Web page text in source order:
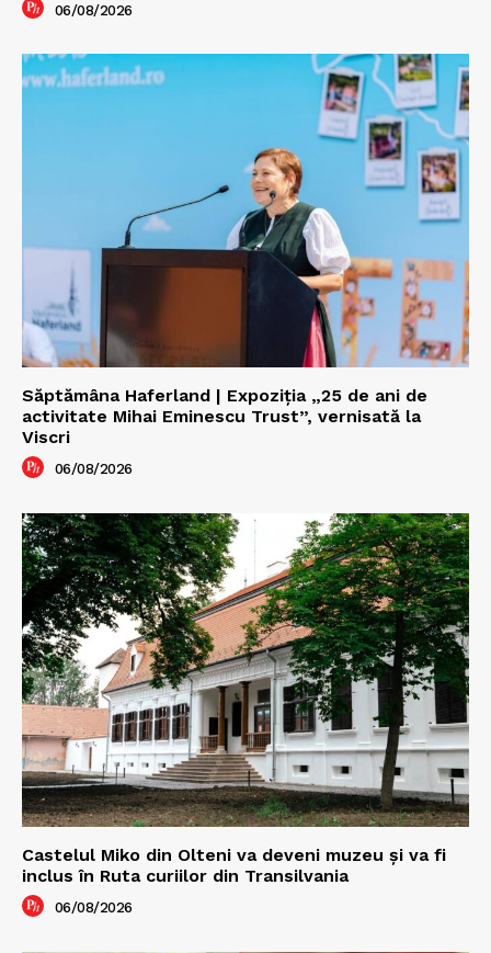
06/08/2026
Săptămâna Haferland | Expoziţia „25 de ani de
activitate Mihai Eminescu Trust”, vernisată la
Viscri
06/08/2026
Castelul Miko din Olteni va deveni muzeu şi va fi
inclus în Ruta curiilor din Transilvania
06/08/2026